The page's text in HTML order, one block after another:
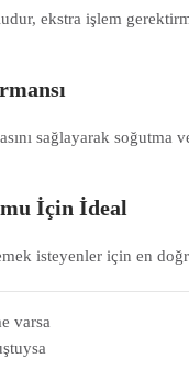
ekstra işlem
sağlayarak soğutma
İçin İdeal
isteyenler için en
varsa